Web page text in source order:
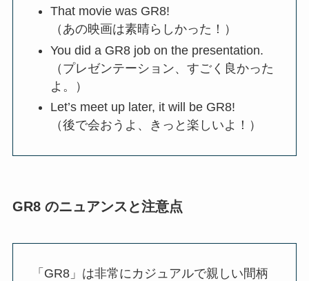
That movie was GR8!
（あの映画は素晴らしかった！）
You did a GR8 job on the presentation.
（プレゼンテーション、すごく良かった
よ。）
Let’s meet up later, it will be GR8!
（後で会おうよ、きっと楽しいよ！）
GR8 のニュアンスと注意点
「GR8」は非常にカジュアルで親しい間柄